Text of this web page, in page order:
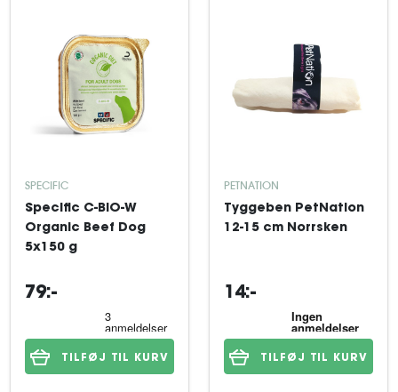
SPECIFIC
Specific C-BIO-W
Organic Beef Dog
5x150 g
79:-
TILFØJ TIL KURV
PETNATION
Tyggeben PetNation
12-15 cm Norrsken
14:-
TILFØJ TIL KURV